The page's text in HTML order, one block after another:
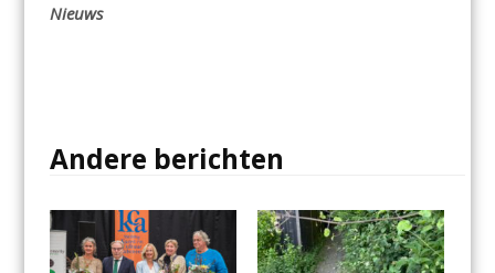
Nieuws
Andere berichten